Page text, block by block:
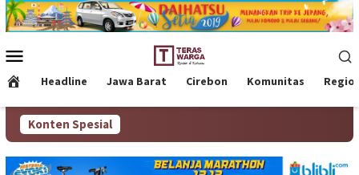
Loncat
ke
Mobile
Headline Jawa Barat Cirebon Komunitas
Konten Spesial